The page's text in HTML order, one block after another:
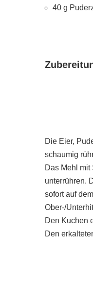
40 g
Die Eier,
schaumig
Das Mehl
unterrühren.
sofort auf
Ober-/
Den Kuchen
Den